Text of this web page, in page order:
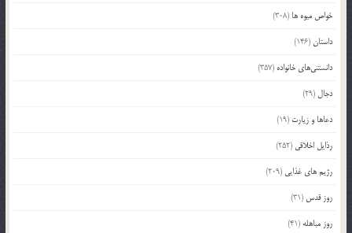
خواص میوه ها (308)
داستان(146)
دانستنی‌های خانواده (357)
دجال (29)
دعاها و زیارت (19)
رذایل اخلاقی (252)
رژیم های غذایی (209)
روز قدس (31)
روز مباهله (41)